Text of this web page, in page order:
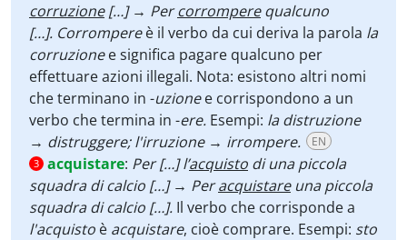
corruzione […] → Percorromperequalcuno
[…]. Corrompereè il verbo da cui deriva la parola la
corruzionee significa pagare qualcuno per
effettuare azioni illegali. Nota: esistono altri nomi
che terminano in -uzionee corrispondono a un
verbo che termina in -ere. Esempi: la distruzione
→ distruggere; l'irruzione → irrompere.
EN
3 acquistare: Per […] l’acquisto di una piccola
squadra di calcio […] → Peracquistareuna piccola
squadra di calcio […]. Il verbo che corrisponde a
l'acquisto è acquistare, cioè comprare. Esempi: sto